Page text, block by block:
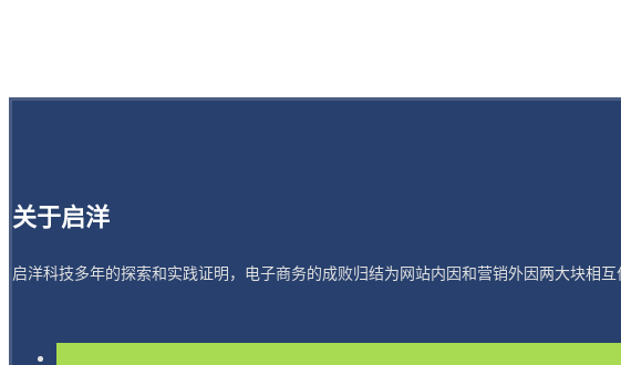
关于启洋
启洋科技多年的探索和实践证明，电子商务的成败归结为网站内因和营销外因两大块相